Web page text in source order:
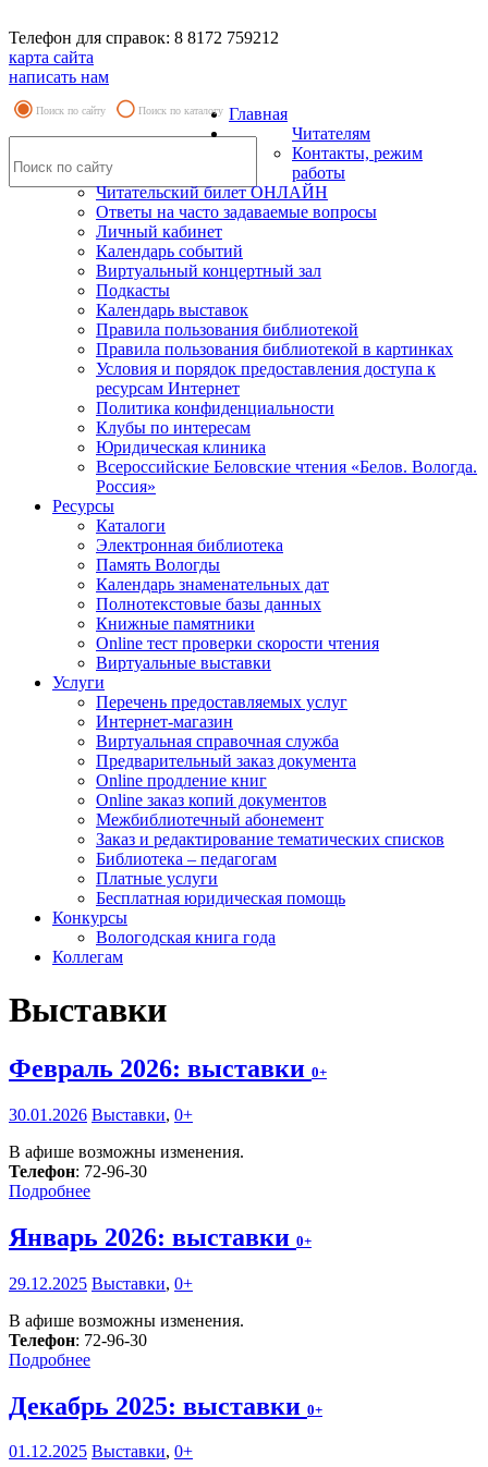
Телефон для справок: 8 8172 759212
карта сайта
написать нам
Поиск по сайту Поиск по каталогу Главная
Читателям
Контакты, режим
работы
Читательский билет ОНЛАЙН
Ответы на часто задаваемые вопросы
Личный кабинет
Календарь событий
Виртуальный концертный зал
Подкасты
Календарь выставок
Правила пользования библиотекой
Правила пользования библиотекой в картинках
Условия и порядок предоставления доступа к
ресурсам Интернет
Политика конфиденциальности
Клубы по интересам
Юридическая клиника
Всероссийские Беловские чтения «Белов. Вологда.
Россия»
Ресурсы
Каталоги
Электронная библиотека
Память Вологды
Календарь знаменательных дат
Полнотекстовые базы данных
Книжные памятники
Online тест проверки скорости чтения
Виртуальные выставки
Услуги
Перечень предоставляемых услуг
Интернет-магазин
Виртуальная справочная служба
Предварительный заказ документа
Online продление книг
Online заказ копий документов
Межбиблиотечный абонемент
Заказ и редактирование тематических списков
Библиотека – педагогам
Платные услуги
Бесплатная юридическая помощь
Конкурсы
Вологодская книга года
Коллегам
Выставки
Февраль 2026: выставки 0+
30.01.2026 Выставки, 0+
В афише возможны изменения.
Телефон: 72-96-30
Подробнее
Январь 2026: выставки 0+
29.12.2025 Выставки, 0+
В афише возможны изменения.
Телефон: 72-96-30
Подробнее
Декабрь 2025: выставки 0+
01.12.2025 Выставки, 0+